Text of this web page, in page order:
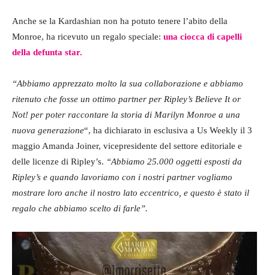
Anche se la Kardashian non ha potuto tenere l’abito della
Monroe, ha ricevuto un regalo speciale: una ciocca di capelli
della defunta star.
“Abbiamo apprezzato molto la sua collaborazione e abbiamo
ritenuto che fosse un ottimo partner per Ripley’s Believe It or
Not! per poter raccontare la storia di Marilyn Monroe a una
nuova generazione“, ha dichiarato in esclusiva a Us Weekly il 3
maggio Amanda Joiner, vicepresidente del settore editoriale e
delle licenze di Ripley’s. “Abbiamo 25.000 oggetti esposti da
Ripley’s e quando lavoriamo con i nostri partner vogliamo
mostrare loro anche il nostro lato eccentrico, e questo è stato il
regalo che abbiamo scelto di farle”.